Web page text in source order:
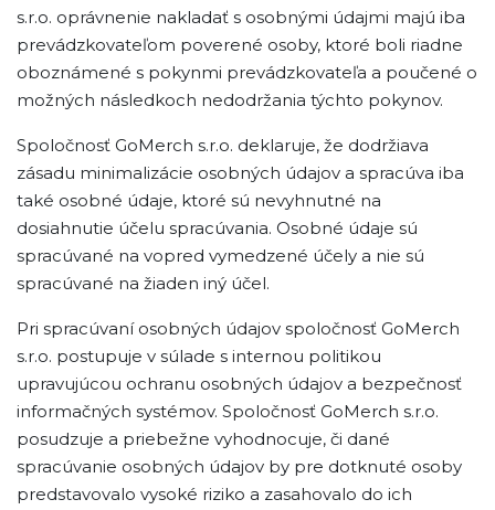
s.r.o. oprávnenie nakladať s osobnými údajmi majú iba
prevádzkovateľom poverené osoby, ktoré boli riadne
oboznámené s pokynmi prevádzkovateľa a poučené o
možných následkoch nedodržania týchto pokynov.
Spoločnosť GoMerch s.r.o. deklaruje, že dodržiava
zásadu minimalizácie osobných údajov a spracúva iba
také osobné údaje, ktoré sú nevyhnutné na
dosiahnutie účelu spracúvania. Osobné údaje sú
spracúvané na vopred vymedzené účely a nie sú
spracúvané na žiaden iný účel.
Pri spracúvaní osobných údajov spoločnosť GoMerch
s.r.o. postupuje v súlade s internou politikou
upravujúcou ochranu osobných údajov a bezpečnosť
informačných systémov. Spoločnosť GoMerch s.r.o.
posudzuje a priebežne vyhodnocuje, či dané
spracúvanie osobných údajov by pre dotknuté osoby
predstavovalo vysoké riziko a zasahovalo do ich